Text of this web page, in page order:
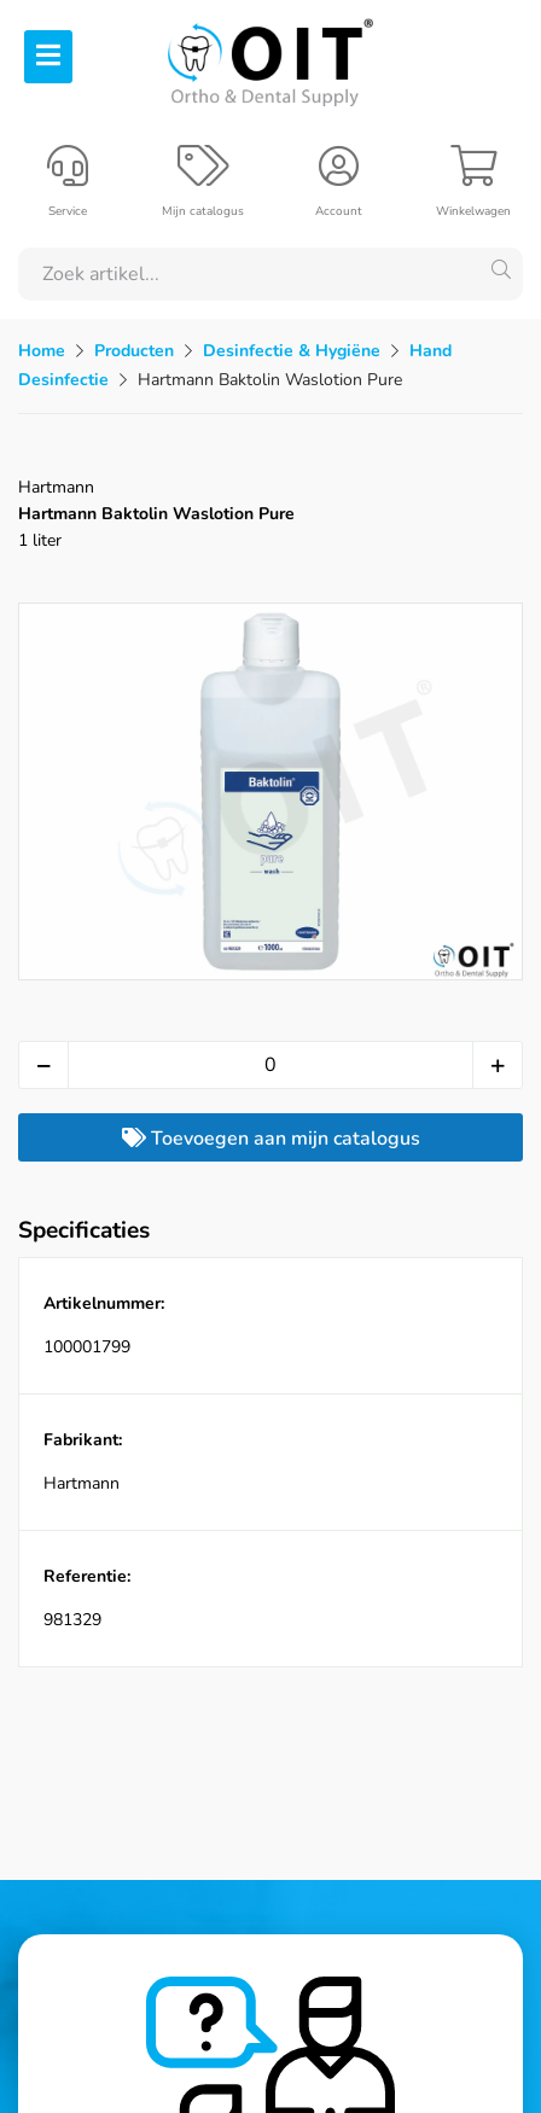
Winkelwagen
Account
Mijn catalogus
Service
Home Producten Desinfectie & Hygiëne
Hand
Desinfectie
Hartmann Baktolin Waslotion Pure
Hartmann
Hartmann Baktolin Waslotion Pure
1 liter
Toevoegen aan mijn catalogus
Specificaties
Artikelnummer:
100001799
Fabrikant:
Hartmann
Referentie:
981329